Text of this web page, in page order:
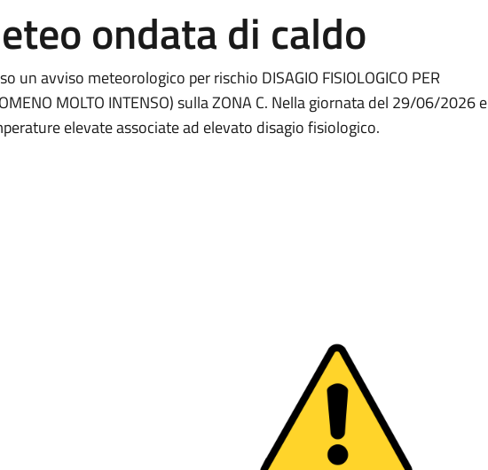
ondata di caldo
un avviso meteorologico per rischio DISAGIO FISIOLOGICO PER
MOLTO INTENSO) sulla ZONA C. Nella giornata del 29/06/2026 e
elevate associate ad elevato disagio fisiologico.